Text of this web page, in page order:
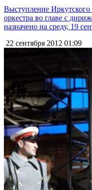
Выступление Иркутского
оркестра во главе с
назначено на среду, 19
22 сентября 2012 01:09